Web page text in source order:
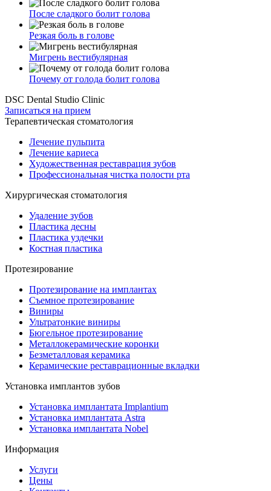
После сладкого болит голова
Резкая боль в голове
Мигрень вестибулярная
Почему от голода болит голова
DSC Dental Studio Clinic
Записаться на прием
Терапевтическая стоматология
Лечение пульпита
Лечение кариеса
Художественная реставрация зубов
Профессиональная чистка полости рта
Хирургическая стоматология
Удаление зубов
Пластика десны
Пластика уздечки
Костная пластика
Протезирование
Протезирование на имплантах
Съемное протезирование
Виниры
Ультратонкие виниры
Бюгельное протезирование
Металлокерамические коронки
Безметалловая керамика
Керамические реставрационные вкладки
Установка имплантов зубов
Установка имплантата Implantium
Установка имплантата Astra
Установка имплантата Nobel
Информация
Услуги
Цены